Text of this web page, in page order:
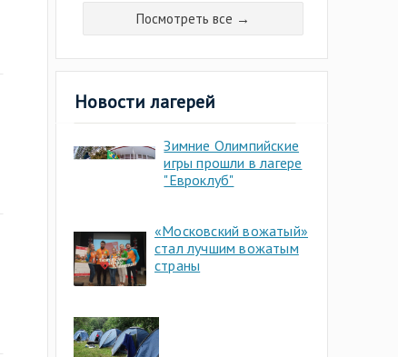
Посмотреть все →
Новости лагерей
Зимние Олимпийские
игры прошли в лагере
"Евроклуб"
«Московский вожатый»
стал лучшим вожатым
страны